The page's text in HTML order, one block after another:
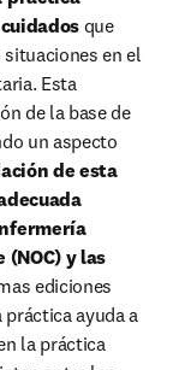
que
en el
Esta
de la base de
un aspecto
de esta
y las
ediciones
práctica ayuda a
la práctica